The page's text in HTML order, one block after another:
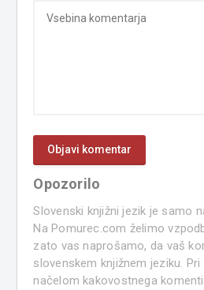
Opozorilo
Slovenski knjižni jezik je samo
Na Pomurec.com želimo
zato vas naprošamo, da vaš
slovenskem knjižnem jeziku.
načelom kakovostnega